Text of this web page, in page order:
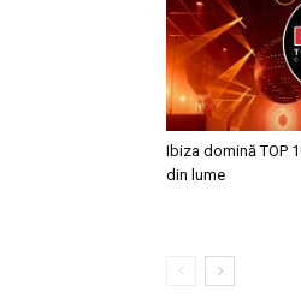
Ibiza domină TOP
din lume